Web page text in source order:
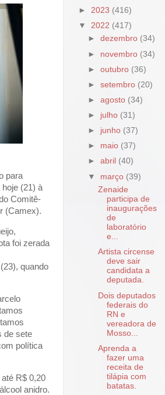
para
(21) à
Comitê-
(Camex).
foi zerada
quando
de sete
política
R$ 0,20
anidro.
► 2023 (416)
▼ 2022 (417)
►dezembro (34)
► novembro (34)
►outubro (36)
►setembro (20)
►agosto (34)
► julho (31)
► junho (37)
► maio (37)
►abril (40)
▼ março (39)
Zenaide
participa de
inaugurações
de
laboratório
e...
Artista circense
deve sair
candidata a
deputada.
Dois deputados
federais do
RN e
vereadora de
Mosso...
Aprenda a
fazer uma
receita de
tilápia com
batatas.